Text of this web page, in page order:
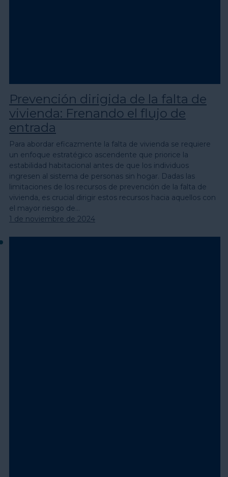
Prevención dirigida de la falta de
vivienda: Frenando el flujo de
entrada
Para abordar eficazmente la falta de vivienda se requiere
un enfoque estratégico ascendente que priorice la
estabilidad habitacional antes de que los individuos
ingresen al sistema de personas sin hogar. Dadas las
limitaciones de los recursos de prevención de la falta de
vivienda, es crucial dirigir estos recursos hacia aquellos con
el mayor riesgo de…
1 de noviembre de 2024